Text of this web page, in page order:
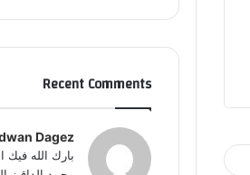
Recent Comments
Dagez
بارك الله